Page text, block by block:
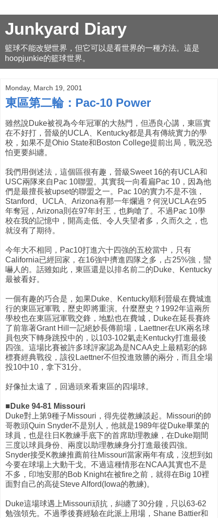
Junkyard Diary
籃球不能改變世界，但它可以是看世界的一種方法。這是
hoopjunkie的籃球世界。
Monday, March 19, 2001
東區第二輪：Pac-10 Power
雖然說Duke被視為今年冠軍的大熱門，但憑良心講，東區實
在不好打，晉級的UCLA、Kentucky都是具有傳統實力的學
校，如果不是Ohio State和Boston College提前出局，戰況恐
怕更要糾纏。
我們用倒述法，這個區很有趣，晉級Sweet 16的有UCLA和
USC兩隊來自Pac 10聯盟。其實我一向看扁Pac 10，因為他
們是最擅長被upset的聯盟之一。Pac 10的實力不是不強，
Stanford、UCLA、Arizona有那一年爛過？何況UCLA在95
年奪冠，Arizona則在97年封王，也夠嗆了。不過Pac 10學
校在我的記憶中，開高走低、令人失望者多，久而久之，也
就沒有了期待。
今年大不相同，Pac10打進六十四強的五校當中，只有
California已經回家，在16強中擠進四隊之多，占25%強，蠻
嚇人的。話雖如此，東區還是以排名前二的Duke、Kentucky
最被看好。
一個有趣的巧合是，如果Duke、Kentucky順利晉級在費城進
行的東區冠軍戰，歷史即將重演。什麼歷史？1992年這兩所
學校也在東區冠軍戰交鋒，地點也在費城，Duke在延長賽終
了前靠著Grant Hill一記絕妙長傳前場，Laettner在UK兩名球
員包夾下轉身跳投中的，以103-102氣走Kentucky打進最後
四強。這場比賽被許多球評家認為是NCAA史上最精彩的錦
標賽經典戰役，該役Laettner不但投進致勝的兩分，而且全場
投10中10，拿下31分。
好像扯太遠了，回過頭來看東區的四場球。
■Duke 94-81 Missouri
Duke對上第9種子Missouri，得先從教練談起。Missouri的帥
哥教頭Quin Snyder不是別人，他就是1989年從Duke畢業的
球員，也是往日K教練手底下的首席助理教練，在Duke期間
三度以球員身份、兩度以助理教練身分打進最後四強。
Snyder接受K教練推薦前往Missouri當家兩年有成，沒想到如
今要在球場上大動干戈。不過這種情形在NCAA其實也不是
不多，印地安那的Bob Knight在被fire之前，就得在Big 10裡
面對自己的高徒Steve Alford(Iowa的教練)。
Duke這場球遇上Missouri頑抗，糾纏了30分鐘，只以63-62
勉強領先。不過季後賽經驗在此派上用場，Shane Battier和